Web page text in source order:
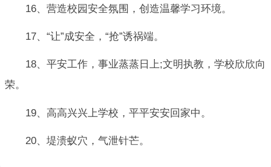
16、营造校园安全氛围，创造温馨学习环境。
17、“让”成安全，“抢”诱祸端。
18、平安工作，事业蒸蒸日上;文明执教，学校欣欣向
荣。
19、高高兴兴上学校，平平安安回家中。
20、堤溃蚁穴，气泄针芒。